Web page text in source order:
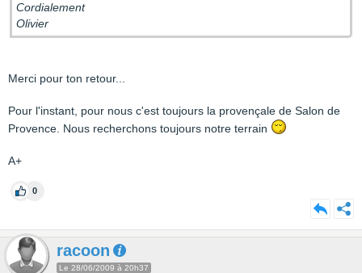
Cordialement
Olivier
Merci pour ton retour...
Pour l'instant, pour nous c'est toujours la provençale de Salon de
Provence. Nous recherchons toujours notre terrain
A+
0
racoon
Le 28/06/2009 à 20h37